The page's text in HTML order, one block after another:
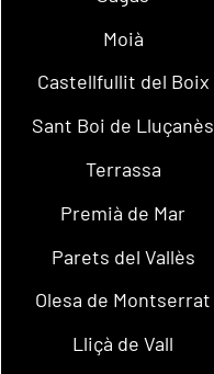
Moià
Castellfullit del Boix
Sant Boi de Lluçanès
Terrassa
Premià de Mar
Parets del Vallès
Olesa de Montserrat
Lliçà de Vall